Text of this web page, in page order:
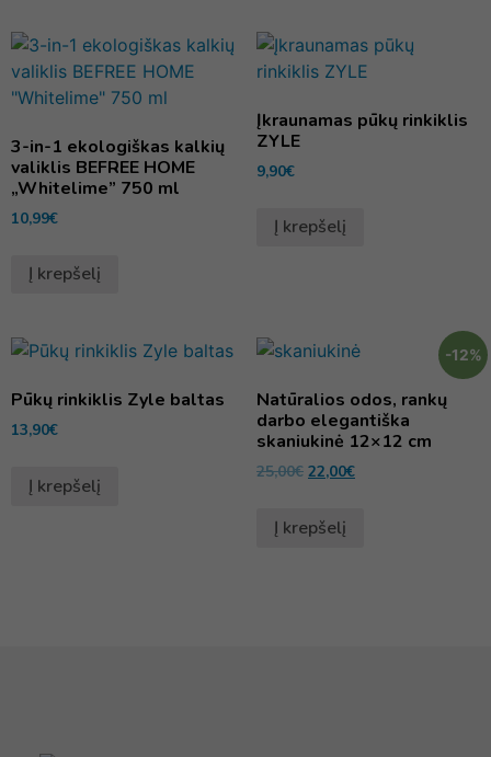
3-in-1 ekologiškas kalkių
valiklis BEFREE HOME
„Whitelime” 750 ml
10,99€
Į krepšelį
Įkraunamas pūkų rinkiklis
ZYLE
9,90€
Į krepšelį
Pūkų rinkiklis Zyle baltas
13,90€
Į krepšelį
-12%
Natūralios odos, rankų
darbo elegantiška
skaniukinė 12×12 cm
25,00€ 22,00€
Į krepšelį